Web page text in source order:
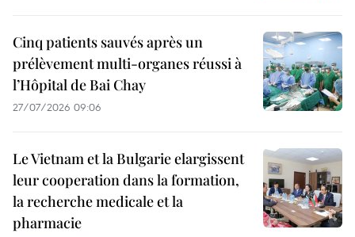
Cinq patients sauvés après un
prélèvement multi-organes réussi à
l’Hôpital de Bai Chay
27/07/2026 09:06
Le Vietnam et la Bulgarie elargissent
leur cooperation dans la formation,
la recherche medicale et la
pharmacie